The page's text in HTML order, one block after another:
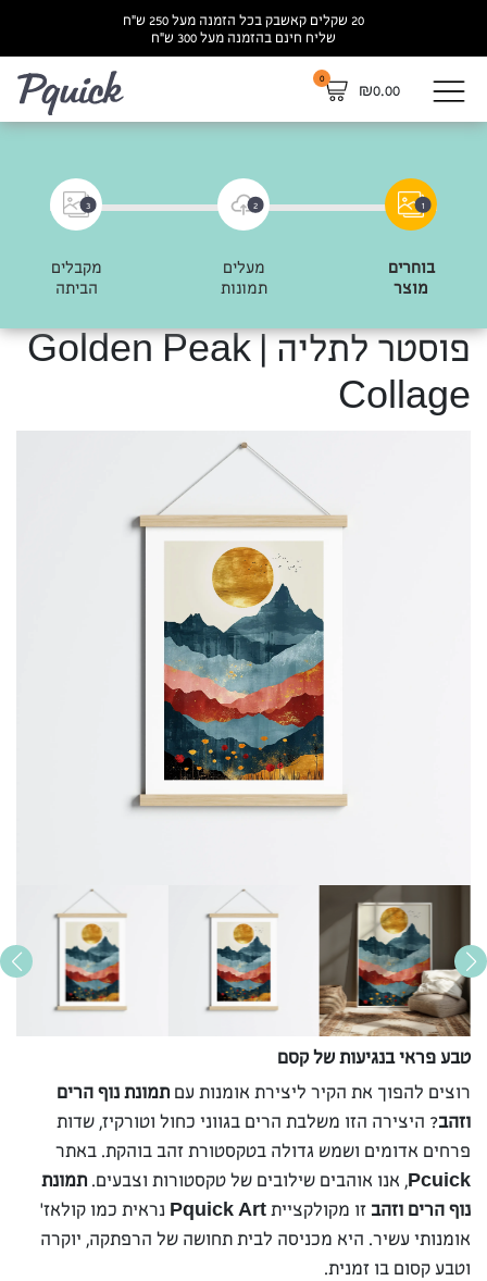
20 שקלים קאשבק בכל הזמנה מעל 250 ש”ח
שליח חינם בהזמנה מעל 300 ש”ח
₪0.00
0
1
בוחרים
מוצר
2
מעלים
תמונות
3
מקבלים
הביתה
פוסטר לתליה | Golden Peak
Collage
טבע פראי בנגיעות של קסם
רוצים להפוך את הקיר ליצירת אומנות עם תמונת נוף הרים
וזהב? היצירה הזו משלבת הרים בגווני כחול וטורקיז, שדות
פרחים אדומים ושמש גדולה בטקסטורת זהב בוהקת. באתר
Pcuick, אנו אוהבים שילובים של טקסטורות וצבעים. תמונת
נוף הרים וזהב זו מקולקציית Pquick Art נראית כמו קולאז’
אומנותי עשיר. היא מכניסה לבית תחושה של הרפתקה, יוקרה
וטבע קסום בו זמנית.